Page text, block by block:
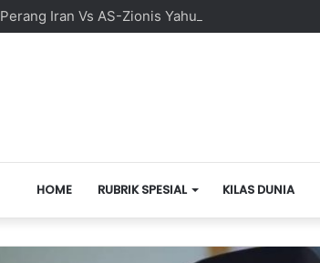
Perang Iran Vs AS-Zionis Yahudi dan Masa Depan
HOME RUBRIK SPESIAL KILAS DUNIA